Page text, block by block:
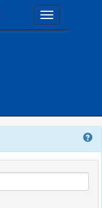
Toggle